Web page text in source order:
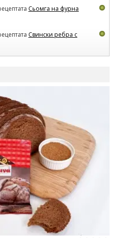
Сьомга на фурна
Свински ребра с